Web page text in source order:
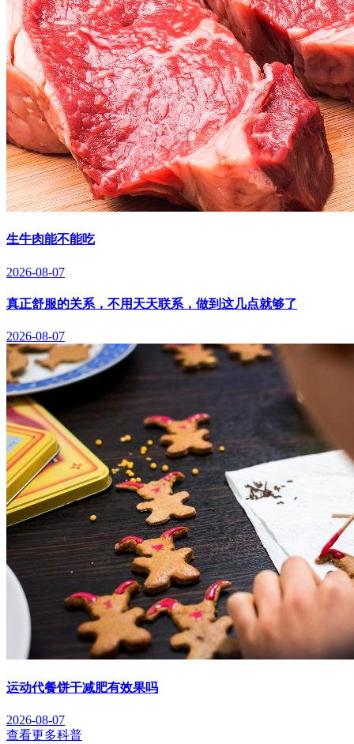
生牛肉能不能吃
2026-08-07
真正舒服的关系，不用天天联系，做到这几点就够了
2026-08-07
运动代餐饼干减肥有效果吗
2026-08-07
查看更多科普